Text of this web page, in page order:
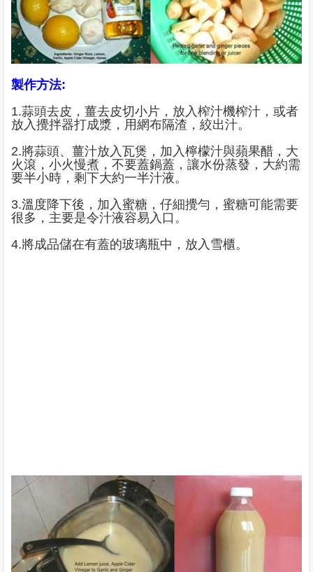
製作方法:
1.蒜頭去皮，薑去皮切小片，放入榨汁機榨汁，或者
放入攪拌器打成漿，用網布隔渣，絞出汁。
2.將蒜頭、薑汁放入瓦煲，加入檸檬汁與蘋果醋，大
火滾，小火慢煮，不要蓋鍋蓋，讓水份蒸發，大約需
要半小時，剩下大約一半汁液。
3.溫度降下後，加入蜜糖，仔細攪勻，蜜糖可能需要
很多，主要是令汁液容易入口。
4.將成品儲在有蓋的玻璃瓶中，放入雪櫃。